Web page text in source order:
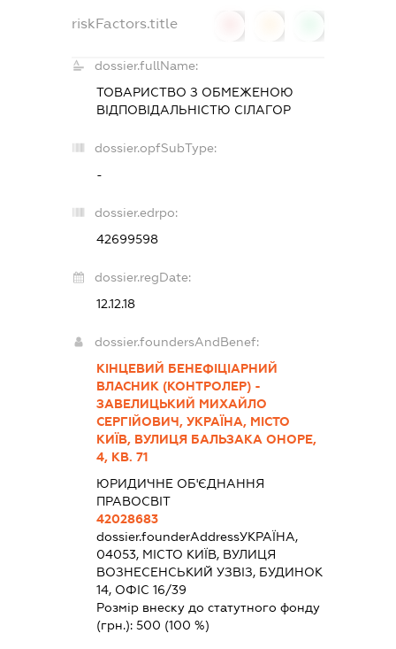
riskFactors.title
dossier.fullName:
ТОВАРИСТВО З ОБМЕЖЕНОЮ
ВІДПОВІДАЛЬНІСТЮ СІЛАГОР
dossier.opfSubType:
-
dossier.edrpo:
42699598
dossier.regDate:
12.12.18
dossier.foundersAndBenef:
КІНЦЕВИЙ БЕНЕФІЦІАРНИЙ
ВЛАСНИК (КОНТРОЛЕР) -
ЗАВЕЛИЦЬКИЙ МИХАЙЛО
СЕРГІЙОВИЧ, УКРАЇНА, МІСТО
КИЇВ, ВУЛИЦЯ БАЛЬЗАКА ОНОРЕ,
4, КВ. 71
ЮРИДИЧНЕ ОБ'ЄДНАННЯ
ПРАВОСВІТ
42028683
dossier.founderAddressУКРАЇНА,
04053, МІСТО КИЇВ, ВУЛИЦЯ
ВОЗНЕСЕНСЬКИЙ УЗВІЗ, БУДИНОК
14, ОФІС 16/39
Розмір внеску до статутного фонду
(грн.): 500 (100 %)